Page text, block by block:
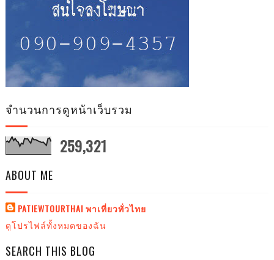
จำนวนการดูหน้าเว็บรวม
259,321
ABOUT ME
PATIEWTOURTHAI พาเที่ยวทั่วไทย
ดูโปรไฟล์ทั้งหมดของฉัน
SEARCH THIS BLOG